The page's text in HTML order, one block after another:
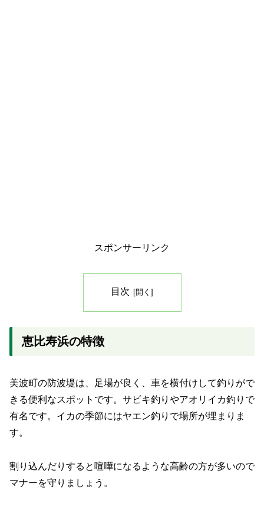
スポンサーリンク
目次
恵比寿浜の特徴
美波町の防波堤は、足場が良く、車を横付けして釣りがで
きる便利なスポットです。サビキ釣りやアオリイカ釣りで
有名です。イカの季節にはヤエン釣りで場所が埋まりま
す。
割り込んだりすると喧嘩になるような高齢の方が多いので
マナーを守りましょう。